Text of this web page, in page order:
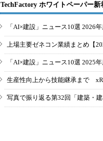
TechFactory ホワイトペーパー新
「AI×建設」ニュース10選 2026年
上場主要ゼネコン業績まとめ【
「AI×建設」ニュース10選 2025年
生産性向上から技能継承まで xR
写真で振り返る第32回「建築・建